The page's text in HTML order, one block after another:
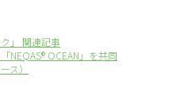
」 関連記事
NEQAS® OCEAN」を共同
ス）